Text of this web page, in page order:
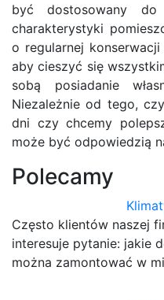
być dostosowany
charakterystyki
o regularnej
aby cieszyć się
sobą posiadanie
Niezależnie od tego,
dni czy chcemy
może być odpowiedzią
Polecamy
Często klientów naszej
interesuje pytanie: jakie
można zamontować w